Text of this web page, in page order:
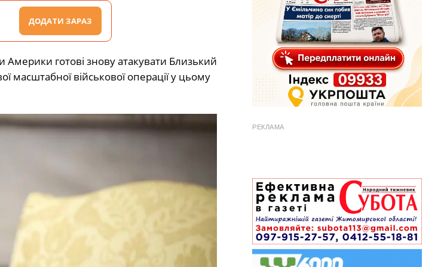
ДОДАТИ ЗАРАЗ
Америки готові знову атакувати Близький
масштабної військової операції у цьому
РЕКЛАМА